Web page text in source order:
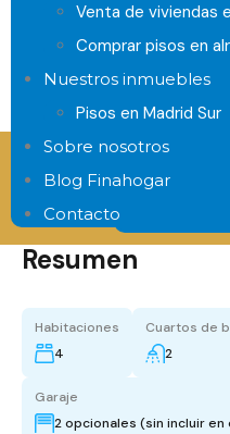
Venta de viviendas
Comprar pisos en
Nuestros inmuebles
Pisos en Madrid Sur
Sobre nosotros
Blog Finahogar
Contacto
Consigue hasta
Resumen
Habitaciones
4
Cuartos de
2
Garaje
2 opcionales (sin incluir en